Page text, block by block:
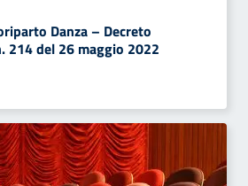
Danza – Decreto
214 del 26 maggio 2022